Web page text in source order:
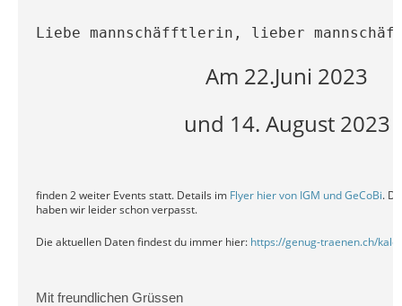
Liebe mannschäfftlerin, lieber
Am 22.Juni 2023
und 14. August 2023
finden 2 weiter Events statt. Details im Flyer hier von IGM und GeCoBi.
haben wir leider schon verpasst.
Die aktuellen Daten findest du immer hier: https://genug-traenen.ch/
Mit freundlichen Grüssen